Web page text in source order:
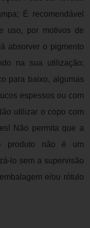
É recomendável
uso, por motivos de
absorver o pigmento
na sua utilização;
para baixo, algumas
espessos ou com
utilizar o copo com
Não permita que a
produto não é um
lo sem a supervisão
e/ou rótulo